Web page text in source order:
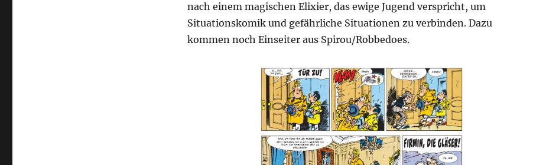
nach einem magischen Elixier, das ewige Jugend verspricht, um
Situationskomik und gefährliche Situationen zu verbinden. Dazu
kommen noch Einseiter aus Spirou/Robbedoes.